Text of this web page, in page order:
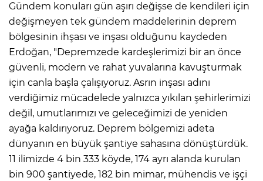
Gündem konuları gün aşırı değişse de kendileri için
değişmeyen tek gündem maddelerinin deprem
bölgesinin ihşası ve inşası olduğunu kaydeden
Erdoğan, "Depremzede kardeşlerimizi bir an önce
güvenli, modern ve rahat yuvalarına kavuşturmak
için canla başla çalışıyoruz. Asrın inşası adını
verdiğimiz mücadelede yalnızca yıkılan şehirlerimizi
değil, umutlarımızı ve geleceğimizi de yeniden
ayağa kaldırıyoruz. Deprem bölgemizi adeta
dünyanın en büyük şantiye sahasına dönüştürdük.
11 ilimizde 4 bin 333 köyde, 174 ayrı alanda kurulan
bin 900 şantiyede, 182 bin mimar, mühendis ve işçi